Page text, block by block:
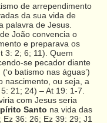
de arrependimento
da sua vida de
palavra de Jesus.
João convencia o
e preparava os
3: 2; 6; 11). Quem
se pecador diante
(‘o batismo nas águas’)
nascimento, ou seja, a
21; 24) – At 19: 1-7.
com Jesus seria
Santo na vida das
36: 26; Ez 39: 29; J1